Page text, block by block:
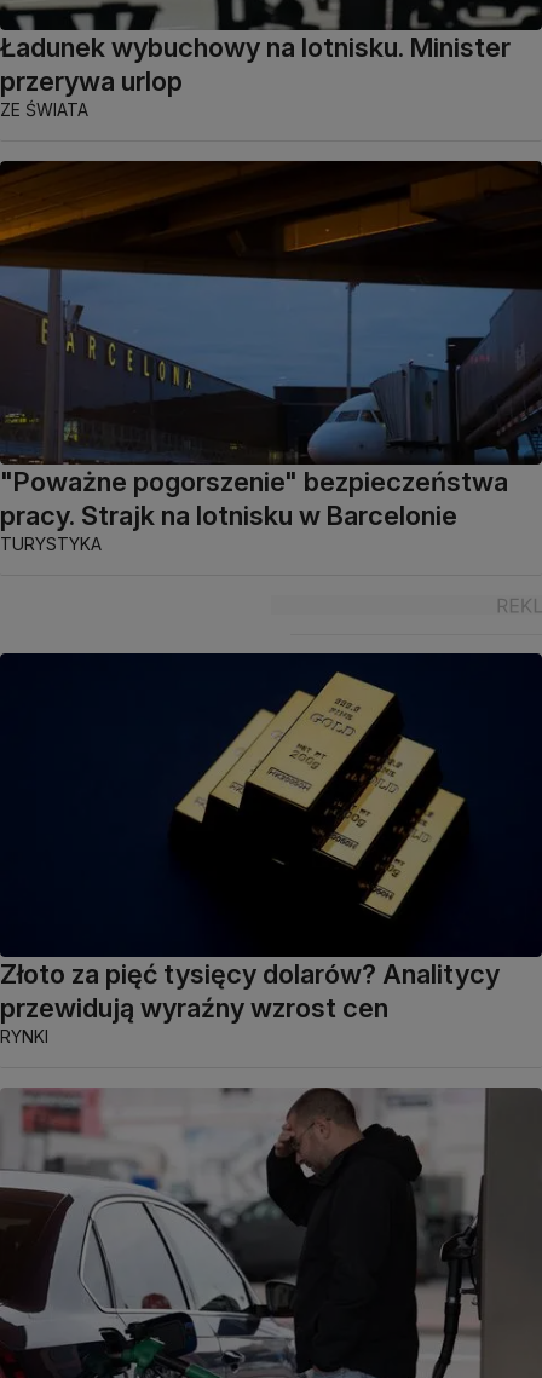
Ładunek wybuchowy na lotnisku. Minister
przerywa urlop
ZE ŚWIATA
"Poważne pogorszenie" bezpieczeństwa
pracy. Strajk na lotnisku w Barcelonie
TURYSTYKA
Złoto za pięć tysięcy dolarów? Analitycy
przewidują wyraźny wzrost cen
RYNKI